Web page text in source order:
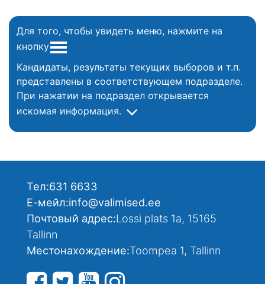
Для того, чтобы увидеть меню, нажмите на
кнопку
Кандидаты, результаты текущих выборов и т.п.
представлены в соответствующем подразделе.
При нажатии на подраздел открывается
искомая информация.
Тел:631 6633
Е-мейл:info@valimised.ee
Почтовый адрес:Lossi plats 1a, 15165
Tallinn
Местонахождение:Toompea 1, Tallinn